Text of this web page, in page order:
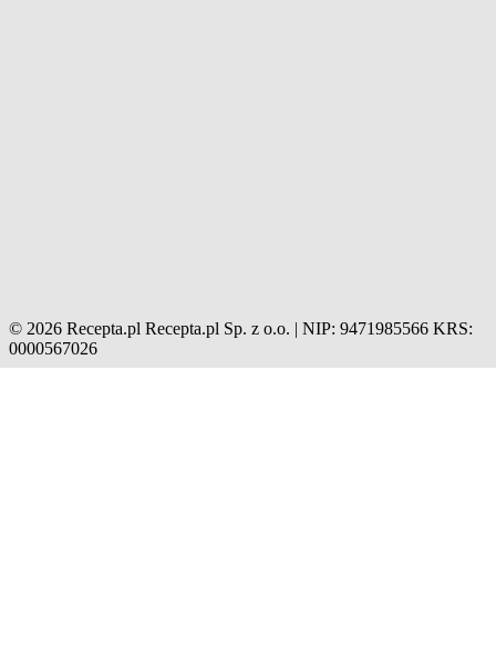
© 2026 Recepta.pl Recepta.pl Sp. z o.o. | NIP: 9471985566 KRS:
0000567026